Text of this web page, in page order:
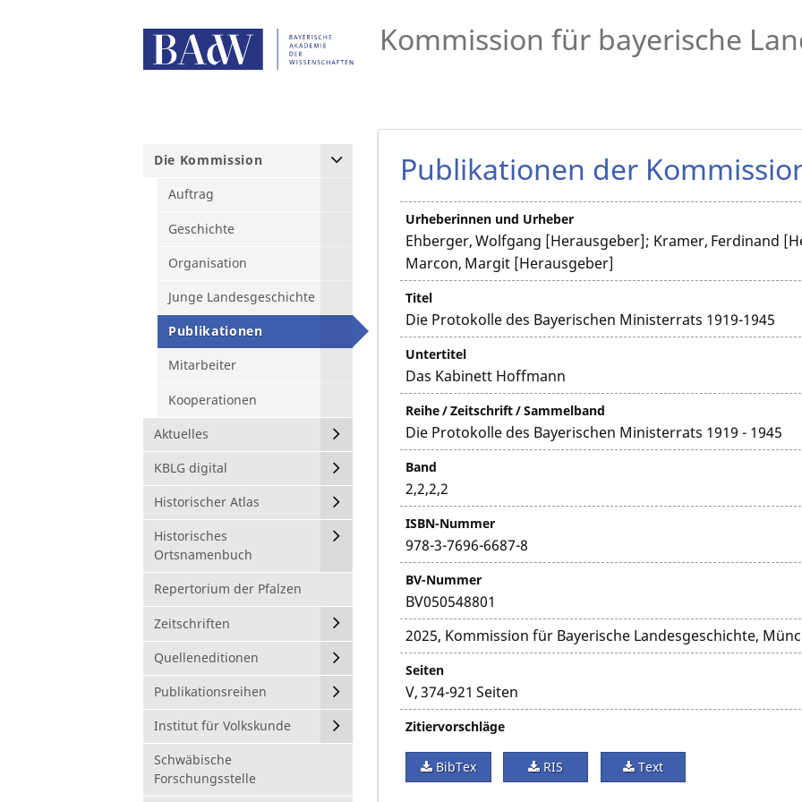
Kommission für bayerische
Die Kommission
Auftrag
Geschichte
Organisation
Junge Landesgeschichte
Publikationen
Mitarbeiter
Kooperationen
Aktuelles
KBLG digital
Historischer Atlas
Historisches
Ortsnamenbuch
Repertorium der Pfalzen
Zeitschriften
Quelleneditionen
Publikationsreihen
Institut für Volkskunde
Schwäbische
Forschungsstelle
Publikationen der
Urheberinnen und Urheber
Ehberger, Wolfgang [Herausgeber]; Kramer, Ferdinand
Marcon, Margit [Herausgeber]
Titel
Die Protokolle des Bayerischen Ministerrats 1919-1945
Untertitel
Das Kabinett Hoffmann
Reihe / Zeitschrift / Sammelband
Die Protokolle des Bayerischen Ministerrats 1919 - 1945
Band
2,2,2,2
ISBN-Nummer
978-3-7696-6687-8
BV-Nummer
BV050548801
2025, Kommission für Bayerische Landesgeschichte,
Seiten
V, 374-921 Seiten
Zitiervorschläge
BibTex RIS Text